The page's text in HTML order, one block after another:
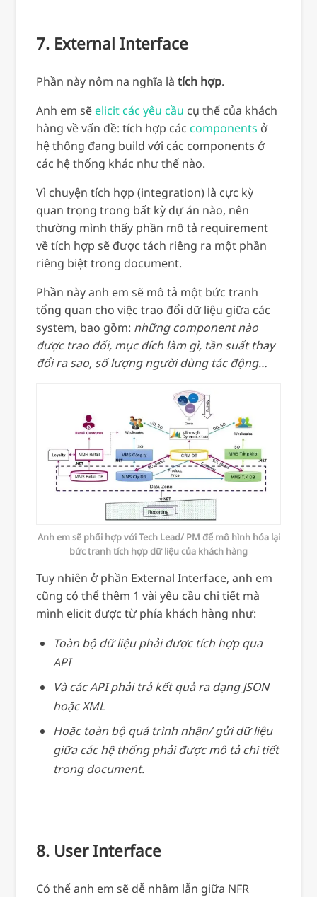
7. External Interface
Phần này nôm na nghĩa là tích hợp.
Anh em sẽ elicit các yêu cầu cụ thể của khách
hàng về vấn đề: tích hợp các components ở
hệ thống đang build với các components ở
các hệ thống khác như thế nào.
Vì chuyện tích hợp (integration) là cực kỳ
quan trọng trong bất kỳ dự án nào, nên
thường mình thấy phần mô tả requirement
về tích hợp sẽ được tách riêng ra một phần
riêng biệt trong document.
Phần này anh em sẽ mô tả một bức tranh
tổng quan cho việc trao đổi dữ liệu giữa các
system, bao gồm: những component nào
được trao đổi, mục đích làm gì, tần suất thay
đổi ra sao, số lượng người dùng tác động…
Anh em sẽ phối hợp với Tech Lead/ PM để mô hình hóa lại
bức tranh tích hợp dữ liệu của khách hàng
Tuy nhiên ở phần External Interface, anh em
cũng có thể thêm 1 vài yêu cầu chi tiết mà
mình elicit được từ phía khách hàng như:
Toàn bộ dữ liệu phải được tích hợp qua
API
Và các API phải trả kết quả ra dạng JSON
hoặc XML
Hoặc toàn bộ quá trình nhận/ gửi dữ liệu
giữa các hệ thống phải được mô tả chi tiết
trong document.
8. User Interface
Có thể anh em sẽ dễ nhầm lẫn giữa NFR